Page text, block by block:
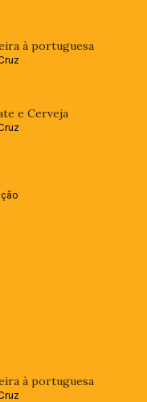
à portuguesa
e Cerveja
à portuguesa